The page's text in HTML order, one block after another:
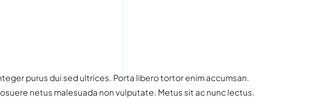
purus dui sed ultrices. Porta libero tortor enim accumsan.
netus malesuada non vulputate. Metus sit ac nunc lectus.